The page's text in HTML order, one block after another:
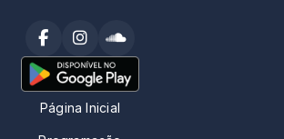
Página Inicial